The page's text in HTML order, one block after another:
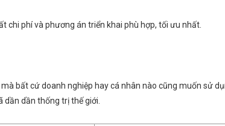
chi phí và phương án triển khai phù hợp, tối ưu nhất.
bất cứ doanh nghiệp hay cá nhân nào cũng muốn sử
dần thống trị thế giới.